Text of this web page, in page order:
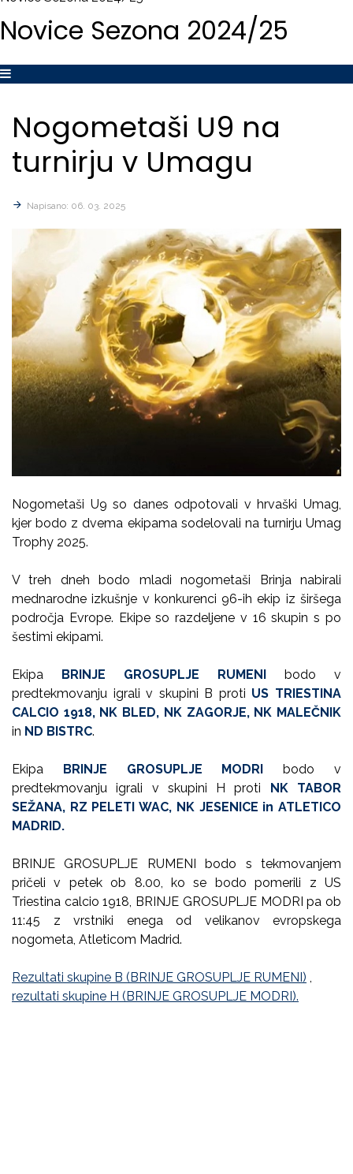
Novice Sezona 2024/25
Nogometaši U9 na
turnirju v Umagu
Napisano: 06. 03. 2025
Nogometaši U9 so danes odpotovali v hrvaški Umag,
kjer bodo z dvema ekipama sodelovali na turnirju Umag
Trophy 2025.
V treh dneh bodo mladi nogometaši Brinja nabirali
mednarodne izkušnje v konkurenci 96-ih ekip iz širšega
področja Evrope. Ekipe so razdeljene v 16 skupin s po
šestimi ekipami.
Ekipa BRINJE GROSUPLJE RUMENI bodo v
predtekmovanju igrali v skupini B proti US TRIESTINA
CALCIO 1918, NK BLED, NK ZAGORJE, NK MALEČNIK
in ND BISTRC.
Ekipa BRINJE GROSUPLJE MODRI bodo v
predtekmovanju igrali v skupini H proti NK TABOR
SEŽANA, RZ PELETI WAC, NK JESENICE in ATLETICO
MADRID.
BRINJE GROSUPLJE RUMENI bodo s tekmovanjem
pričeli v petek ob 8.00, ko se bodo pomerili z US
Triestina calcio 1918, BRINJE GROSUPLJE MODRI pa ob
11:45 z vrstniki enega od velikanov evropskega
nogometa, Atleticom Madrid.
Rezultati skupine B (BRINJE GROSUPLJE RUMENI)
rezultati skupine H (BRINJE GROSUPLJE MODRI).